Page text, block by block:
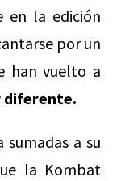
en la edición
por un
han vuelto a
diferente.
sumadas a su
la Kombat